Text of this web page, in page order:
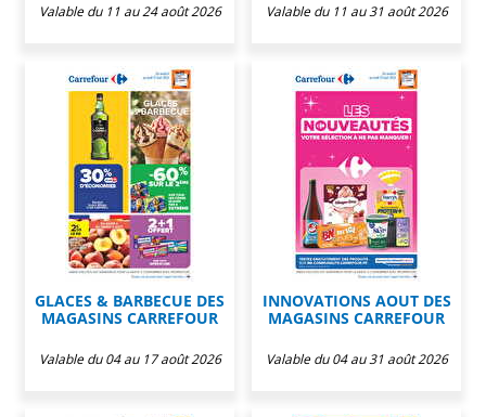
Valable du 11 au 24 août 2026 Valable du 11 au 31 août 2026
GLACES & BARBECUE DES
MAGASINS CARREFOUR
Valable du 04 au 17 août 2026
INNOVATIONS AOUT DES
MAGASINS CARREFOUR
Valable du 04 au 31 août 2026